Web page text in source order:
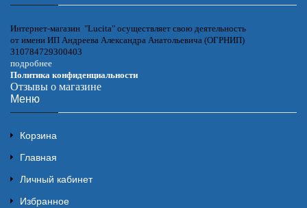
Интернет-магазин "Lucita" осуществляет свою деятельность
от имени ИП Андреева Александра Анатольевича (ОГРНИП)
310784729300403
подробнее
Политика конфиденциальности
Отзывы о магазине
Меню
Корзина
Главная
Личный кабинет
Избранное